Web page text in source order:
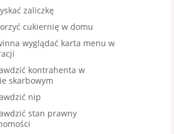
zaliczkę
cukiernię w domu
wyglądać karta menu w
kontrahenta w
skarbowym
nip
stan prawny